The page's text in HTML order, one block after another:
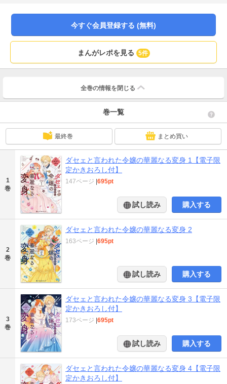
「麗しき令嬢に生まれ変わりたい」イドやヴィクトリアとの出会いをきっかけ
に、運命の恋を引き寄せる令嬢レッスンが開幕!! 「小説家になろう」大人気作
「美輪伊織」名で発売された紙の単行本を、「三輪有利佳」名で電子書籍化し
たものであり、内容は紙の単行本と同一です）
今すぐ会員登録する (無料)
まんがレポを見る 5件
全巻の情報を 閉じる
巻一覧
最終巻 まとめ買い
1
巻
ダセェと言われた令嬢の華麗なる変身 1【電子限
定かきおろし付】
147ページ |695pt
試し読み 購入する
2
巻
ダセェと言われた令嬢の華麗なる変身 2
163ページ |695pt
試し読み 購入する
3
巻
ダセェと言われた令嬢の華麗なる変身 3【電子限
定かきおろし付】
173ページ |695pt
試し読み 購入する
ダセェと言われた令嬢の華麗なる変身 4【電子限
定かきおろし付】